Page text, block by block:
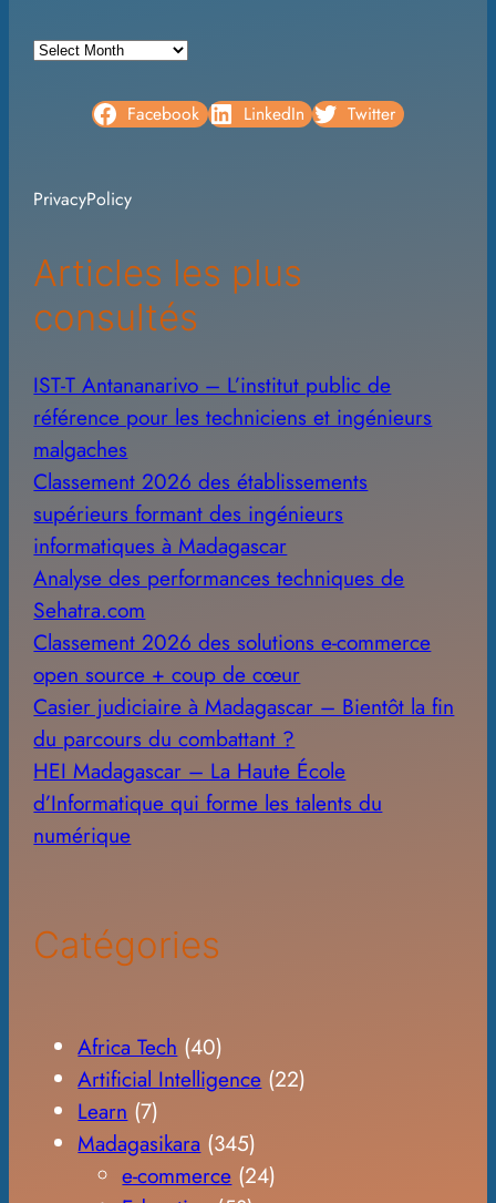
A
v
s
Facebook LinkedIn Twitter
PrivacyPolicy
Articles les plus
consultés
IST-T Antananarivo – L’institut public de
référence pour les techniciens et ingénieurs
malgaches
Classement 2026 des établissements
supérieurs formant des ingénieurs
informatiques à Madagascar
Analyse des performances techniques de
Sehatra.com
Classement 2026 des solutions e-commerce
open source + coup de cœur
Casier judiciaire à Madagascar – Bientôt la fin
du parcours du combattant ?
HEI Madagascar – La Haute École
d’Informatique qui forme les talents du
numérique
Catégories
Africa Tech (40)
Artificial Intelligence (22)
Learn (7)
Madagasikara (345)
e-commerce (24)